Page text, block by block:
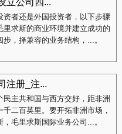
立公司四...
资者还是外国投资者，以下步骤
里求斯的商业环境并建立成功的
，择兼容的业务结构，...。
注册_注...
民主共和国与西方交好，距非洲
千二百英里。要开拓非洲市场，
毛里求斯国际业务公司...。